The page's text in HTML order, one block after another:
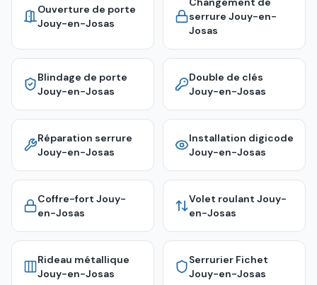
Ouverture de porte
Jouy-en-Josas
serrure Jouy-en-
Josas
Blindage de porte
Jouy-en-Josas
Double de clés
Jouy-en-Josas
Réparation serrure
Jouy-en-Josas
Installation digicode
Jouy-en-Josas
Coffre-fort Jouy-
en-Josas
Volet roulant Jouy-
en-Josas
Rideau métallique
Jouy-en-Josas
Serrurier Fichet
Jouy-en-Josas